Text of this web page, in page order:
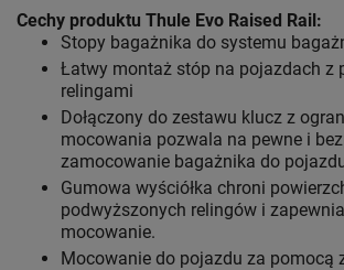
Cechy produktu Thule Evo Raised Rail:
Stopy bagażnika do systemu
Łatwy montaż stóp na pojazdach z
relingami
Dołączony do zestawu klucz z
mocowania pozwala na pewne i
zamocowanie bagażnika do
Gumowa wyściółka chroni
podwyższonych relingów i
mocowanie.
Mocowanie do pojazdu za pomocą